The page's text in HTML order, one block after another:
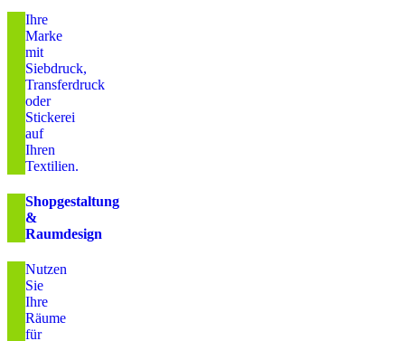
Ihre
Marke
mit
Siebdruck,
Transferdruck
oder
Stickerei
auf
Ihren
Textilien.
Shopgestaltung
&
Raumdesign
Nutzen
Sie
Ihre
Räume
für